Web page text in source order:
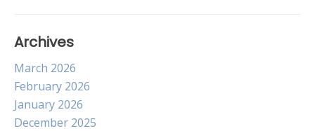
Archives
March 2026
February 2026
January 2026
December 2025